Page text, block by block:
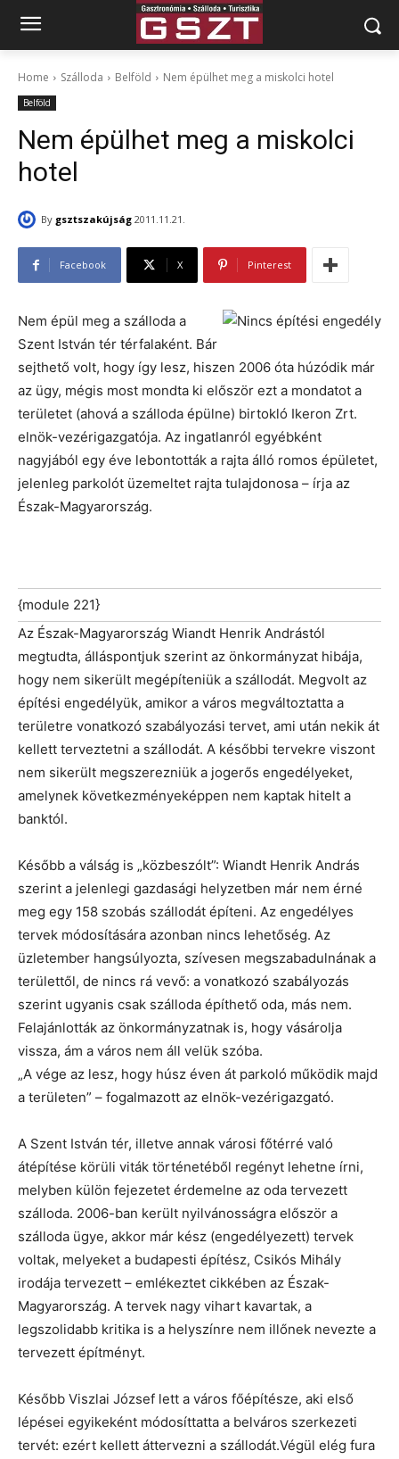
Home Szálloda Belföld Nem épülhet meg a miskolci hotel
Belföld
Nem épülhet meg a miskolci
hotel
By gsztszakújság 2011.11.21.
Facebook X Pinterest
Nem épül meg a szálloda a
Szent István tér térfalaként. Bár
sejthető volt, hogy így lesz, hiszen 2006 óta húzódik már
az ügy, mégis most mondta ki először ezt a mondatot a
területet (ahová a szálloda épülne) birtokló Ikeron Zrt.
elnök-vezérigazgatója. Az ingatlanról egyébként
nagyjából egy éve lebontották a rajta álló romos épületet,
jelenleg parkolót üzemeltet rajta tulajdonosa – írja az
Észak-Magyarország.
{module 221}
Az Észak-Magyarország Wiandt Henrik Andrástól
megtudta, álláspontjuk szerint az önkormányzat hibája,
hogy nem sikerült megépíteniük a szállodát. Megvolt az
építési engedélyük, amikor a város megváltoztatta a
területre vonatkozó szabályozási tervet, ami után nekik át
kellett terveztetni a szállodát. A későbbi tervekre viszont
nem sikerült megszerezniük a jogerős engedélyeket,
amelynek következményeképpen nem kaptak hitelt a
banktól.
Később a válság is „közbeszólt”: Wiandt Henrik András
szerint a jelenlegi gazdasági helyzetben már nem érné
meg egy 158 szobás szállodát építeni. Az engedélyes
tervek módosítására azonban nincs lehetőség. Az
üzletember hangsúlyozta, szívesen megszabadulnának a
területtől, de nincs rá vevő: a vonatkozó szabályozás
szerint ugyanis csak szálloda építhető oda, más nem.
Felajánlották az önkormányzatnak is, hogy vásárolja
vissza, ám a város nem áll velük szóba.
„A vége az lesz, hogy húsz éven át parkoló működik majd
a területen” – fogalmazott az elnök-vezérigazgató.
A Szent István tér, illetve annak városi főtérré való
átépítése körüli viták történetéből regényt lehetne írni,
melyben külön fejezetet érdemelne az oda tervezett
szálloda. 2006-ban került nyilvánosságra először a
szálloda ügye, akkor már kész (engedélyezett) tervek
voltak, melyeket a budapesti építész, Csikós Mihály
irodája tervezett – emlékeztet cikkében az Észak-
Magyarország. A tervek nagy vihart kavartak, a
legszolidabb kritika is a helyszínre nem illőnek nevezte a
tervezett építményt.
Később Viszlai József lett a város főépítésze, aki első
lépései egyikeként módosíttatta a belváros szerkezeti
tervét: ezért kellett áttervezni a szállodát.Végül elég fura